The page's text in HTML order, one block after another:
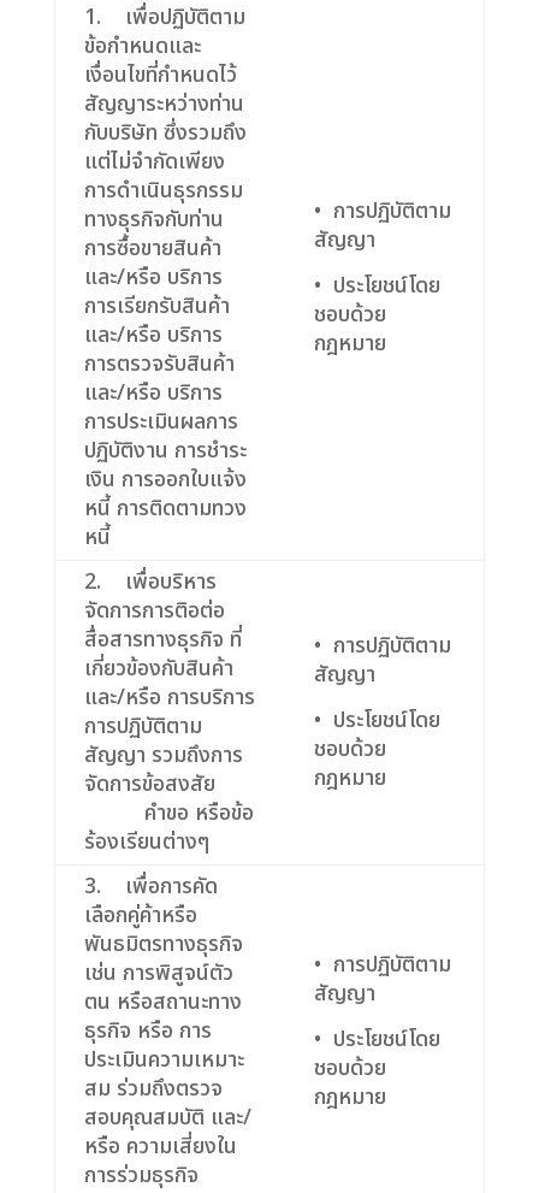
1. เพื่อปฏิบัติตาม
ข้อกำหนดและ
เงื่อนไขที่กำหนดไว้
สัญญาระหว่างท่าน
กับบริษัท ซึ่งรวมถึง
แต่ไม่จำกัดเพียง
การดำเนินธุรกรรม
ทางธุรกิจกับท่าน
การซื้อขายสินค้า
และ/หรือ บริการ
การเรียกรับสินค้า
และ/หรือ บริการ
การตรวจรับสินค้า
และ/หรือ บริการ
การประเมินผลการ
ปฏิบัติงาน การชำระ
เงิน การออกใบแจ้ง
หนี้ การติดตามทวง
หนี้
• การปฏิบัติตาม
สัญญา
• ประโยชน์โดย
ชอบด้วย
กฎหมาย
2. เพื่อบริหาร
จัดการการติอต่อ
สื่อสารทางธุรกิจ ที่
เกี่ยวข้องกับสินค้า
และ/หรือ การบริการ
การปฏิบัติตาม
สัญญา รวมถึงการ
จัดการข้อสงสัย
คำขอ หรือข้อ
ร้องเรียนต่างๆ
• การปฏิบัติตาม
สัญญา
• ประโยชน์โดย
ชอบด้วย
กฎหมาย
3. เพื่อการคัด
เลือกคู่ค้าหรือ
พันธมิตรทางธุรกิจ
เช่น การพิสูจน์ตัว
ตน หรือสถานะทาง
ธุรกิจ หรือ การ
ประเมินความเหมาะ
สม ร่วมถึงตรวจ
สอบคุณสมบัติ และ/
หรือ ความเสี่ยงใน
การร่วมธุรกิจ
• การปฏิบัติตาม
สัญญา
• ประโยชน์โดย
ชอบด้วย
กฎหมาย